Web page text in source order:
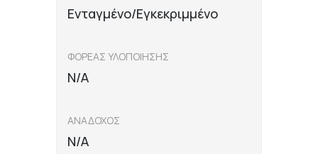
Ενταγμένο/Εγκεκριμμένο
ΦΟΡΕΑΣ ΥΛΟΠΟΙΗΣΗΣ
N/A
ΑΝΑΔΟΧΟΣ
N/A